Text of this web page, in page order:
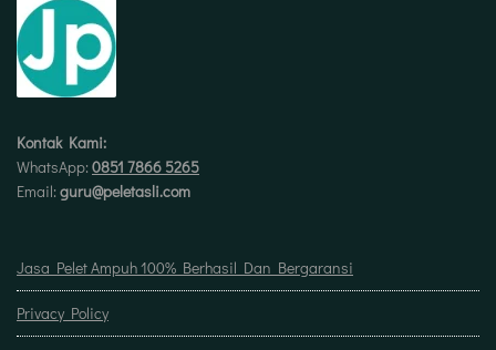
Kontak Kami:
WhatsApp: 0851 7866 5265
Email: guru@peletasli.com
Jasa Pelet Ampuh 100% Berhasil Dan Bergaransi
Privacy Policy